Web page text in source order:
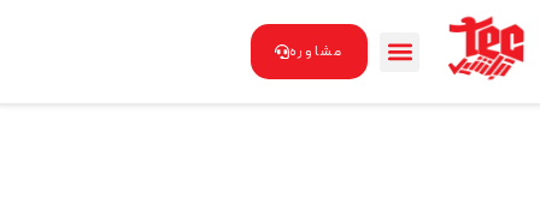
محتوا
مشاوره